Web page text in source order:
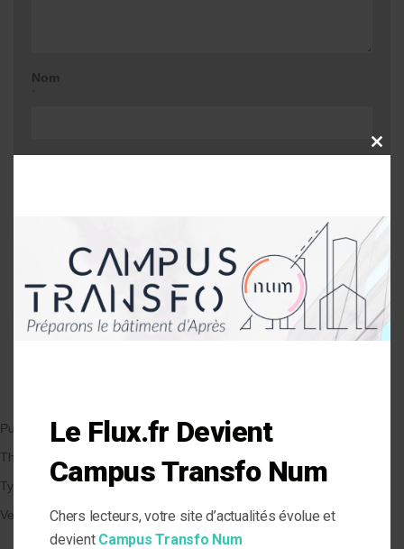
Nom
E-mail
Publié le 20/08/2018 par Andréa Devulder
Thématique
Types de Bâtiment
Veille et solutions
CLOSE
Le Flux.fr Devient
Campus Transfo Num
Chers lecteurs, votre site d’actualités évolue et
devient Campus Transfo Num